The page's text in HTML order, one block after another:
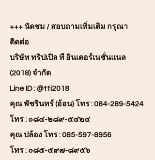
+++ นัดชม / สอบถามเพิ่มเติม กรุณา
ติดต่อ
บริษัท ทริปเปิล ที อินเตอร์เนชั่นแนล
(2018) จำกัด
Line ID : @tti2018
คุณ พัชรินทร์ (อ้อน) โทร :084-289-5424
โทร : ๐๘๔-๒๘๙-๕๔๒๔
คุณ ปล้อง โทร :085-597-8956
โทร : ๐๘๕-๕๙๗-๘๙๕๖